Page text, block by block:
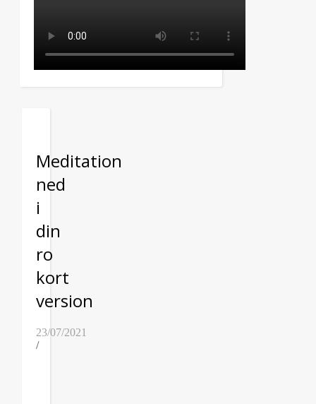
Meditation
ned
i
din
ro
kort
version
23/07/2021
/